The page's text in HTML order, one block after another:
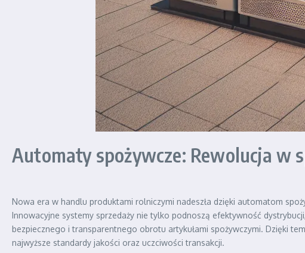
Automaty spożywcze: Rewolucja w
Nowa era w handlu produktami rolniczymi nadeszła dzięki automatom
Innowacyjne systemy sprzedaży nie tylko podnoszą efektywność
bezpiecznego i transparentnego obrotu artykułami spożywczymi. Dzięki
najwyższe standardy jakości oraz uczciwości transakcji.